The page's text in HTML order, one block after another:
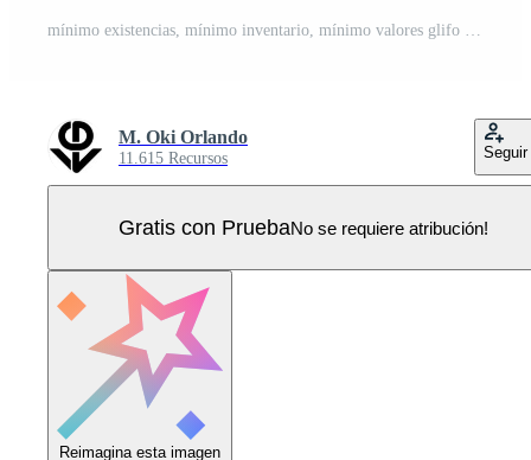
mínimo existencias, mínimo inventario, mínimo valores glifo sólido icono Vector Pro
M. Oki Orlando
11.615 Recursos Seguir
Gratis con PruebaNo se requiere atribución!
Reimagina esta imagen